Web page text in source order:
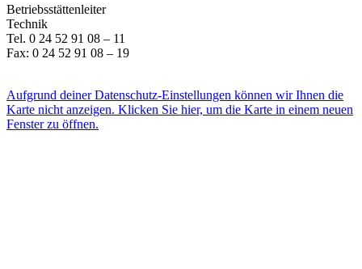
Betriebsstättenleiter
Technik
Tel. 0 24 52 91 08 – 11
Fax: 0 24 52 91 08 – 19
Aufgrund deiner Datenschutz-Einstellungen können wir Ihnen die
Karte nicht anzeigen. Klicken Sie hier, um die Karte in einem neuen
Fenster zu öffnen.